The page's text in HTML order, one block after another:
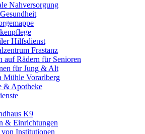
Nahversorgung
Hilfsdienst
Frastanz
auf Rädern für Senioren
für Jung & Alt
Mühle Vorarlberg
& Apotheke
K9
& Einrichtungen
Institutionen